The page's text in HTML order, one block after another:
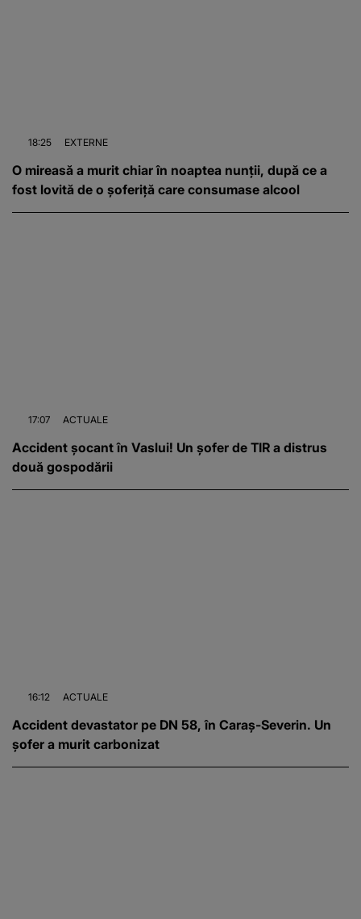
18:25 EXTERNE
O mireasă a murit chiar în noaptea nunții, după ce a
fost lovită de o șoferiță care consumase alcool
17:07 ACTUALE
Accident șocant în Vaslui! Un șofer de TIR a distrus
două gospodării
16:12 ACTUALE
Accident devastator pe DN 58, în Caraș-Severin. Un
șofer a murit carbonizat